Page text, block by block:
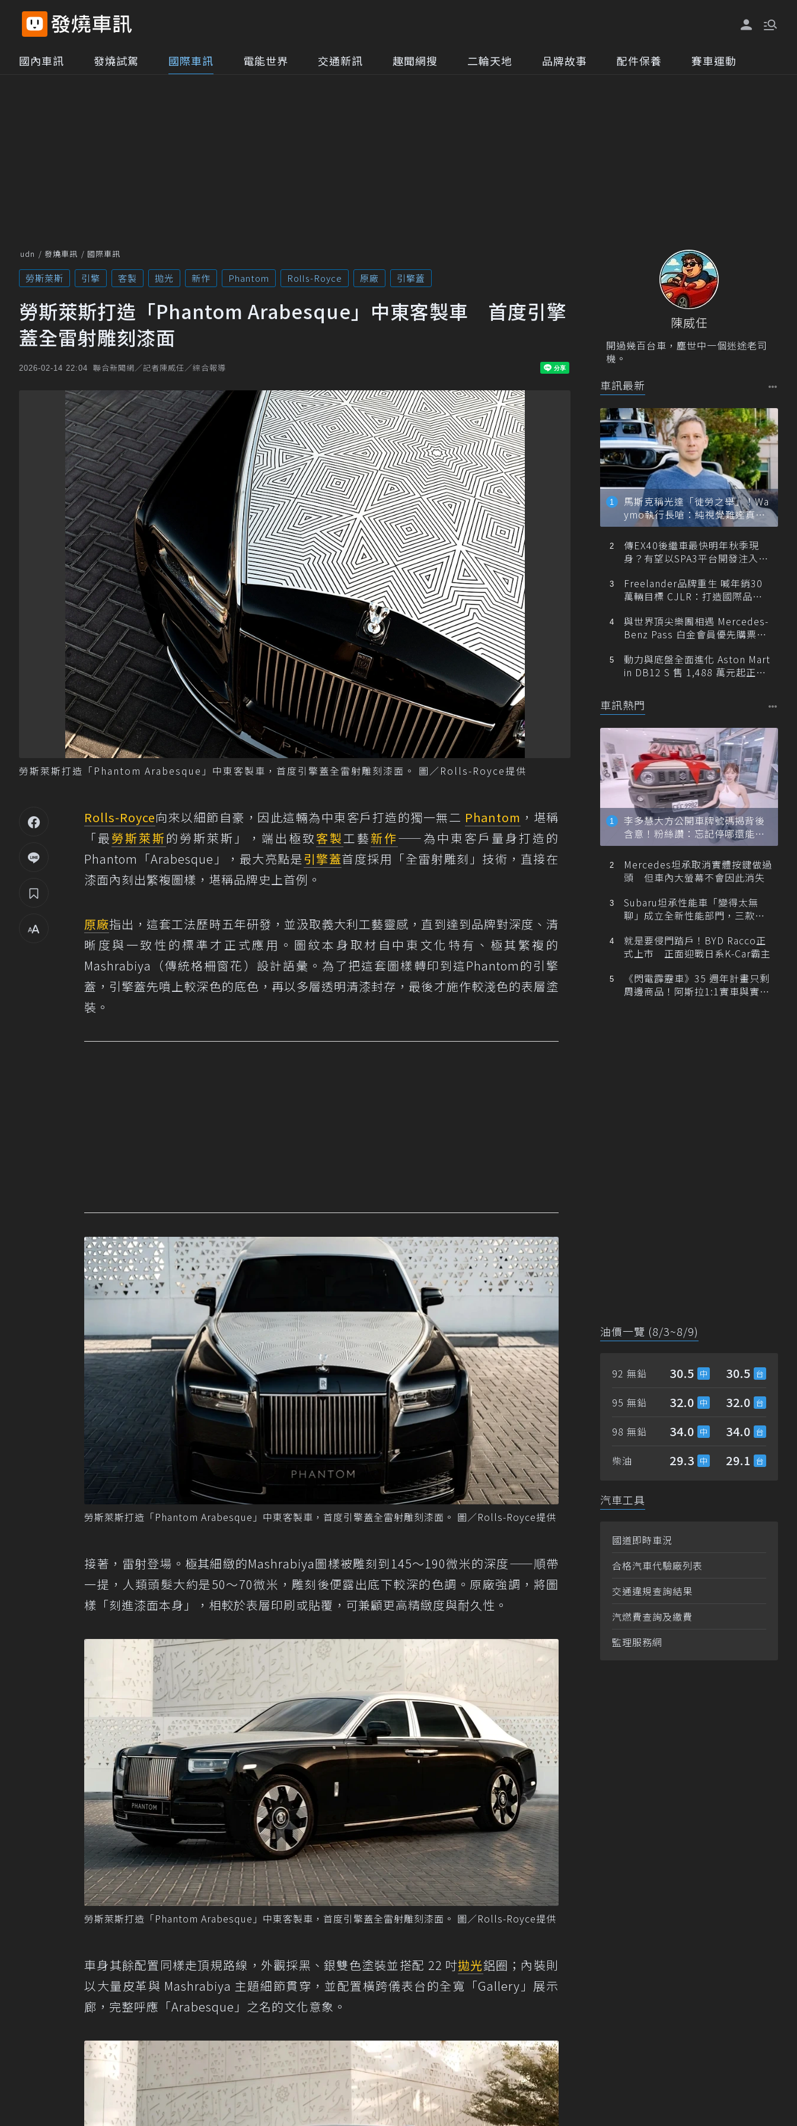
國內車訊 發燒試駕 國際車訊 電能世界 交通新訊 趣聞網搜 二輪天地 品牌故事 配件保養 賽車運動
udn 發燒車訊 國際車訊
勞斯萊斯 引擎 客製 拋光 新作 Phantom Rolls-Royce 原廠 引擎蓋
勞斯萊斯打造「Phantom Arabesque」中東客製車 首度引擎
蓋全雷射雕刻漆面
2026-02-14 22:04 聯合新聞網／記者陳威任／綜合報導
勞斯萊斯打造「Phantom Arabesque」中東客製車，首度引擎蓋全雷射雕刻漆面。 圖／Rolls-Royce提供
Rolls-Royce向來以細節自豪，因此這輛為中東客戶打造的獨一無二 Phantom ，堪稱
「最勞斯萊斯的勞斯萊斯」，端出極致客製工藝新作——為中東客戶量身打造的
Phantom「Arabesque」，最大亮點是引擎蓋首度採用「全雷射雕刻」技術，直接在
漆面內刻出繁複圖樣，堪稱品牌史上首例。
原廠指出，這套工法歷時五年研發，並汲取義大利工藝靈感，直到達到品牌對深度、清
晰度與一致性的標準才正式應用。圖紋本身取材自中東文化特有、極其繁複的
Mashrabiya（傳統格柵窗花）設計語彙。為了把這套圖樣轉印到這Phantom的引擎
蓋，引擎蓋先噴上較深色的底色，再以多層透明清漆封存，最後才施作較淺色的表層塗
裝。
勞斯萊斯打造「Phantom Arabesque」中東客製車，首度引擎蓋全雷射雕刻漆面。 圖／Rolls-Royce提供
接著，雷射登場。極其細緻的Mashrabiya圖樣被雕刻到145～190微米的深度——順帶
一提，人類頭髮大約是50～70微米，雕刻後便露出底下較深的色調。原廠強調，將圖
樣「刻進漆面本身」，相較於表層印刷或貼覆，可兼顧更高精緻度與耐久性。
勞斯萊斯打造「Phantom Arabesque」中東客製車，首度引擎蓋全雷射雕刻漆面。 圖／Rolls-Royce提供
車身其餘配置同樣走頂規路線，外觀採黑、銀雙色塗裝並搭配 22 吋拋光鋁圈；內裝則
以大量皮革與 Mashrabiya 主題細節貫穿，並配置橫跨儀表台的全寬「Gallery」展示
廊，完整呼應「Arabesque」之名的文化意象。
陳威任
開過幾百台車，塵世中一個迷途老司
機。
車訊最新
馬斯克稱光達「徒勞之舉」！Wa
ymo執行長嗆：純視覺難達真正
自動駕駛
傳EX40後繼車最快明年秋季現
身？有望以SPA3平台開發注入80
Freelander品牌重生 喊年銷30
萬輛目標 CJLR：打造國際品牌
與世界頂尖樂團相遇 Mercedes-
Benz Pass 白金會員優先購票維
動力與底盤全面進化 Aston Mart
in DB12 S 售 1,488 萬元起正式
車訊熱門
李多慧大方公開車牌號碼揭背後
含意！粉絲讚：忘記停哪還能幫
忙找車
Mercedes坦承取消實體按鍵做過
頭 但車內大螢幕不會因此消失
Subaru坦承性能車「變得太無
聊」成立全新性能部門，三款手
就是要侵門踏戶！BYD Racco正
式上市 正面迎戰日系K-Car霸主
《閃電霹靂車》35 週年計畫只剩
周邊商品！阿斯拉1:1實車與實體
油價一覽 (8/3~8/9)
92 無鉛 30.5 30.5
95 無鉛 32.0 32.0
98 無鉛 34.0 34.0
柴油 29.3 29.1
汽車工具
國道即時車況
合格汽車代驗廠列表
交通違規查詢結果
汽燃費查詢及繳費
監理服務網